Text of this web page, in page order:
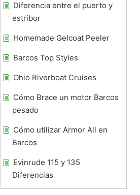
Diferencia entre el puerto y
estribor
Homemade Gelcoat Peeler
Barcos Top Styles
Ohio Riverboat Cruises
Cómo Brace un motor Barcos
pesado
Cómo utilizar Armor All en
Barcos
Evinrude 115 y 135
Diferencias